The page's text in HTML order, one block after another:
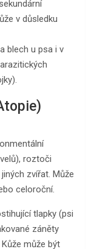
v důsledku
blech u psa i v
roztoči
zvířat. Může
celoroční.
tlapky (psi
záněty
může být